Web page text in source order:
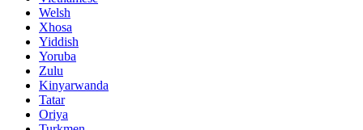
Welsh
Xhosa
Yiddish
Yoruba
Zulu
Kinyarwanda
Tatar
Oriya